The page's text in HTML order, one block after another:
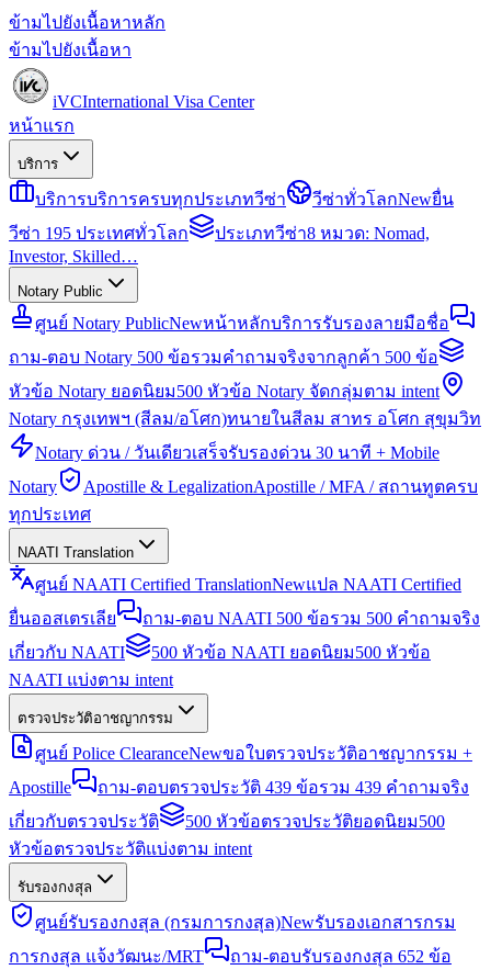
ข้ามไปยังเนื้อหาหลัก
ข้ามไปยังเนื้อหา
iVCInternational Visa Center
หน้าแรก
บริการ
บริการบริการครบทุกประเภทวีซ่า วีซ่าทั่วโลกNewยื่น
วีซ่า 195 ประเทศทั่วโลก
ประเภทวีซ่า8 หมวด: Nomad,
Investor, Skilled…
Notary Public
ศูนย์ Notary PublicNewหน้าหลักบริการรับรองลายมือชื่อ
ถาม-ตอบ Notary 500 ข้อรวมคำถามจริงจากลูกค้า 500 ข้อ
หัวข้อ Notary ยอดนิยม500 หัวข้อ Notary จัดกลุ่มตาม intent
Notary กรุงเทพฯ (สีลม/อโศก)ทนายในสีลม สาทร อโศก สุขุมวิท
Notary ด่วน / วันเดียวเสร็จรับรองด่วน 30 นาที + Mobile
Notary
Apostille & LegalizationApostille / MFA / สถานทูตครบ
ทุกประเทศ
NAATI Translation
ศูนย์ NAATI Certified TranslationNewแปล NAATI Certified
ยื่นออสเตรเลีย
ถาม-ตอบ NAATI 500 ข้อรวม 500 คำถามจริง
เกี่ยวกับ NAATI
500 หัวข้อ NAATI ยอดนิยม500 หัวข้อ
NAATI แบ่งตาม intent
ตรวจประวัติอาชญากรรม
ศูนย์ Police ClearanceNewขอใบตรวจประวัติอาชญากรรม +
Apostille
ถาม-ตอบตรวจประวัติ 439 ข้อรวม 439 คำถามจริง
เกี่ยวกับตรวจประวัติ
500 หัวข้อตรวจประวัติยอดนิยม500
หัวข้อตรวจประวัติแบ่งตาม intent
รับรองกงสุล
ศูนย์รับรองกงสุล (กรมการกงสุล)Newรับรองเอกสารกรม
การกงสุล แจ้งวัฒนะ/MRT
ถาม-ตอบรับรองกงสุล 652 ข้อ